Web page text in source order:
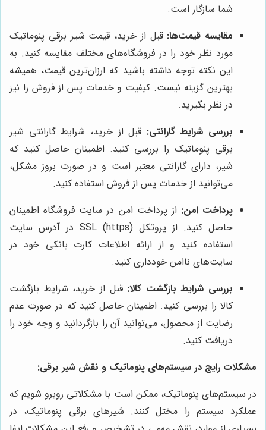
شما سازگار است.
مقایسه قیمت‌ها: قبل از خرید، قیمت شیر برقی پنوماتیک
مورد نظر خود را در فروشگاه‌های مختلف مقایسه کنید. به
این نکته توجه داشته باشید که ارزان‌ترین قیمت، همیشه
بهترین گزینه نیست. کیفیت و خدمات پس از فروش را نیز
در نظر بگیرید.
بررسی شرایط گارانتی: قبل از خرید، شرایط گارانتی شیر
برقی پنوماتیک را بررسی کنید. اطمینان حاصل کنید که
شیر، دارای گارانتی معتبر است و در صورت بروز مشکل،
می‌توانید از خدمات پس از فروش استفاده کنید.
پرداخت امن: از پرداخت امن در سایت فروشگاه اطمینان
حاصل کنید. از پروتکل SSL (https) در آدرس سایت
استفاده کنید و از ارائه اطلاعات کارت بانکی خود در
سایت‌های ناامن خودداری کنید.
بررسی شرایط بازگشت کالا: قبل از خرید، شرایط بازگشت
کالا را بررسی کنید. اطمینان حاصل کنید که در صورت عدم
رضایت از محصول، می‌توانید آن را بازگردانید و وجه خود را
دریافت کنید.
مشکلات رایج در سیستم‌های پنوماتیک و نقش شیر برقی:
در سیستم‌های پنوماتیک، ممکن است با مشکلاتی روبرو شویم که
عملکرد سیستم را مختل کنند. شیرهای برقی پنوماتیک، در